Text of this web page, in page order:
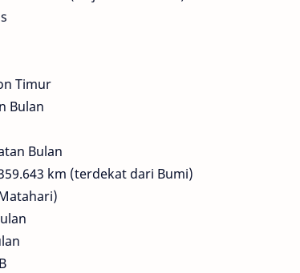
Timur
Bulan
Bulan
km (terdekat dari Bumi)